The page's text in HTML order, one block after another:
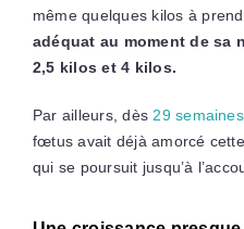
même quelques kilos à
adéquat au moment de sa
2,5 kilos et 4 kilos.
Par ailleurs, dès29
fœtus avait déjà amorcé
qui se poursuit jusqu’à